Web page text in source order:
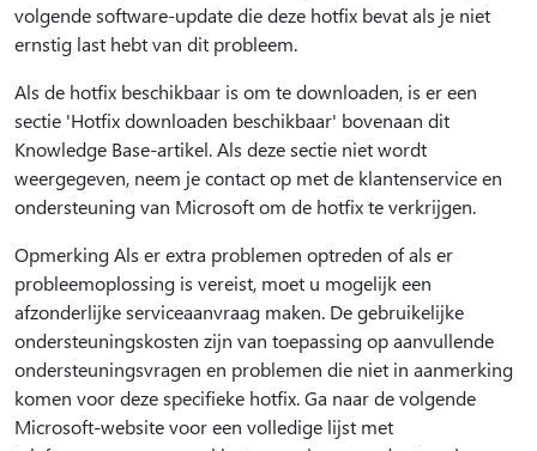
volgende software-update die deze hotfix bevat als je niet
ernstig last hebt van dit probleem.
Als de hotfix beschikbaar is om te downloaden, is er een
sectie 'Hotfix downloaden beschikbaar' bovenaan dit
Knowledge Base-artikel. Als deze sectie niet wordt
weergegeven, neem je contact op met de klantenservice en
ondersteuning van Microsoft om de hotfix te verkrijgen.
Opmerking Als er extra problemen optreden of als er
probleemoplossing is vereist, moet u mogelijk een
afzonderlijke serviceaanvraag maken. De gebruikelijke
ondersteuningskosten zijn van toepassing op aanvullende
ondersteuningsvragen en problemen die niet in aanmerking
komen voor deze specifieke hotfix. Ga naar de volgende
Microsoft-website voor een volledige lijst met